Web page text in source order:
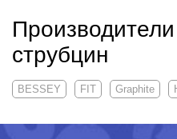
струбцин
BESSEY FIT Graphite